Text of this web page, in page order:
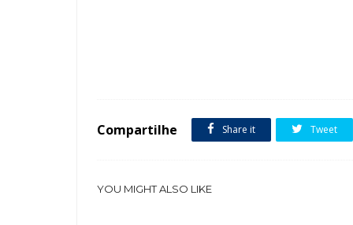
Compartilhe Share it Tweet
YOU MIGHT ALSO LIKE